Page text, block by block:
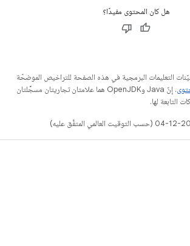
هل كان المحتوى مفيدًا؟
التعليمات البرمجية في هذه الصفحة للتراخيص الموضحّة
. إنّ Java وOpenJDK هما علامتان تجاريتان مسجَّلتان